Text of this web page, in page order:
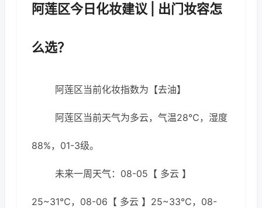
阿莲区今日化妆建议 | 出门妆容怎
么选？
阿莲区当前化妆指数为【去油】
阿莲区当前天气为多云，气温28℃，湿度
88%，01-3级。
未来一周天气：08-05【 多云 】
25~31℃，08-06【 多云 】25~33℃，08-